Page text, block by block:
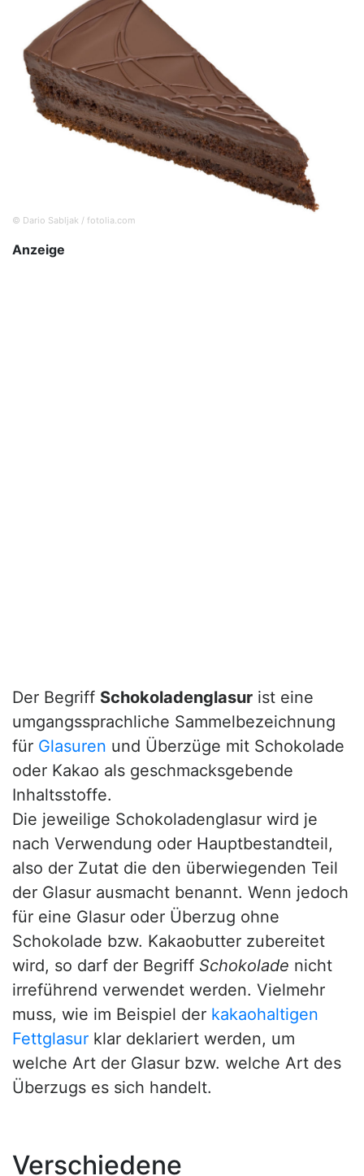
© Dario Sabljak / fotolia.com
Anzeige
Der Begriff Schokoladenglasur ist eine
umgangssprachliche Sammelbezeichnung
für Glasuren und Überzüge mit Schokolade
oder Kakao als geschmacksgebende
Inhaltsstoffe.
Die jeweilige Schokoladenglasur wird je
nach Verwendung oder Hauptbestandteil,
also der Zutat die den überwiegenden Teil
der Glasur ausmacht benannt. Wenn jedoch
für eine Glasur oder Überzug ohne
Schokolade bzw. Kakaobutter zubereitet
wird, so darf der Begriff Schokolade nicht
irreführend verwendet werden. Vielmehr
muss, wie im Beispiel der kakaohaltigen
Fettglasur klar deklariert werden, um
welche Art der Glasur bzw. welche Art des
Überzugs es sich handelt.
Verschiedene